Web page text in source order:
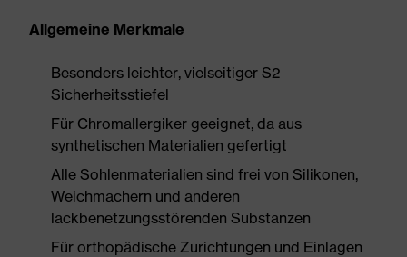
Allgemeine Merkmale
Besonders leichter, vielseitiger S2-
Sicherheitsstiefel
Für Chromallergiker geeignet, da aus
synthetischen Materialien gefertigt
Alle Sohlenmaterialien sind frei von Silikonen,
Weichmachern und anderen
lackbenetzungsstörenden Substanzen
Für orthopädische Zurichtungen und Einlagen